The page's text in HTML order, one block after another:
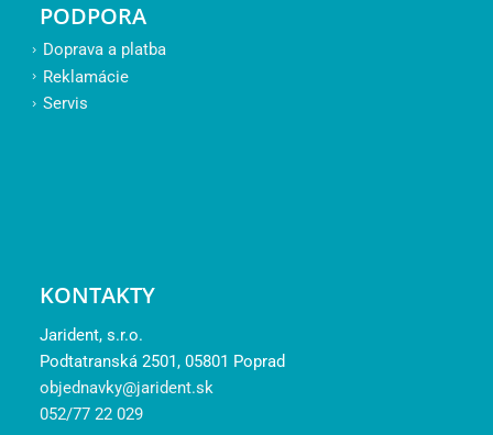
PODPORA
Doprava a platba
Reklamácie
Servis
KONTAKTY
Jarident, s.r.o.
Podtatranská 2501, 05801 Poprad
objednavky@jarident.sk
052/77 22 029